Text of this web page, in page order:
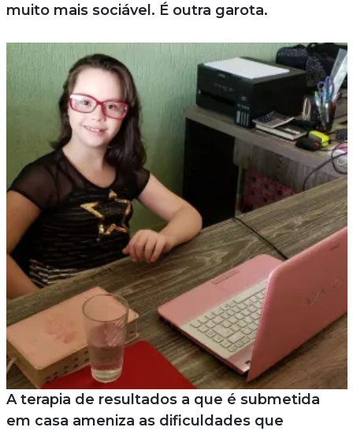
muito mais sociável. É outra garota.
A terapia de resultados a que é submetida
em casa ameniza as dificuldades que